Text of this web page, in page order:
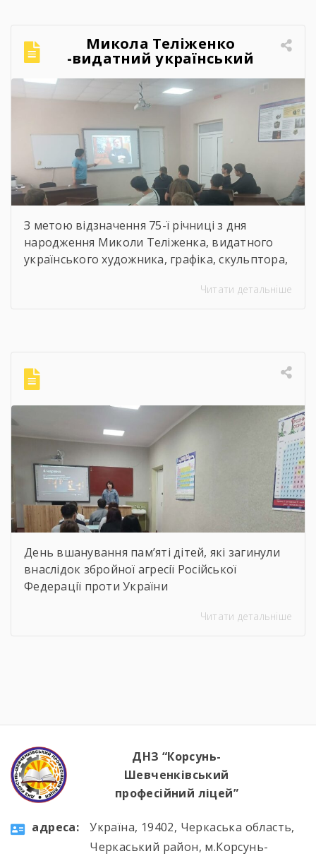
Микола Теліженко
-видатний український
художник, графік,
скульптор, майстер
декоративно-ужиткового
мистецтва
З метою відзначення 75-ї річниці з дня
народження Миколи Теліженка, видатного
українського художника, графіка, скульптора,
мистецтва, члена Національної спілки
години, під час яких студенти здійснили
віртуальну подорож до музею митця, де
кожен зміг побачити неймовірну
філігранність витинанок, графіки […]
Читати детальніше
День вшанування пам’яті дітей, які загинули
внаслідок збройної агресії Російської
Федерації проти України
Читати детальніше
ДНЗ “Корсунь-
Шевченківський
професійний ліцей”
aдресa:
Україна, 19402, Черкаська область,
Черкаський район, м.Корсунь-